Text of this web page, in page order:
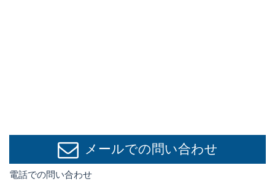
メールでの問い合わせ
電話での問い合わせ